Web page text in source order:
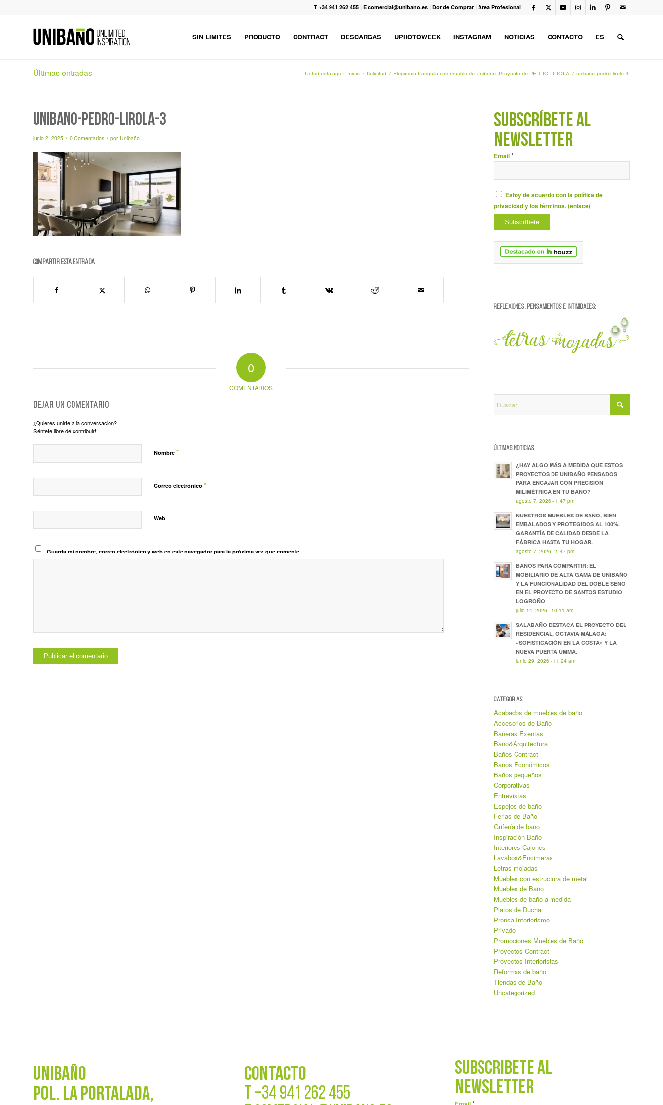
T +34 941 262 455 | E comercial@unibano.es | Donde Comprar | Area Profesional
SIN LIMITES PRODUCTO CONTRACT DESCARGAS UPHOTOWEEK INSTAGRAM NOTICIAS CONTACTO ES
Últimas entradas Usted está aquí: Inicio / Solicitud / Elegancia tranquila con mueble de Unibaño. Proyecto de PEDRO LIROLA / unibaño-pedro-lirola-3
unibaño-pedro-lirola-3
junio 2, 2025 / 0 Comentarios / por Unibaño
Compartir esta entrada
0
COMENTARIOS
Dejar un comentario
¿Quieres unirte a la conversación?
Siéntete libre de contribuir!
Nombre *
Correo electrónico *
Web
Guarda mi nombre, correo electrónico y web en este navegador para la próxima vez que comente.
SUBSCRÍBETE AL
NEWSLETTER
Email*
Estoy de acuerdo con la política de
privacidad y los términos. (enlace)
REFLEXIONES, PENSAMIENTOS E INTIMIDADES:
ÚLTIMAS NOTICIAS
¿HAY ALGO MÁS A MEDIDA QUE ESTOS
PROYECTOS DE UNIBAÑO PENSADOS
PARA ENCAJAR CON PRECISIÓN
MILIMÉTRICA EN TU BAÑO?
agosto 7, 2026 - 1:47 pm
NUESTROS MUEBLES DE BAÑO, BIEN
EMBALADOS Y PROTEGIDOS AL 100%.
GARANTÍA DE CALIDAD DESDE LA
FÁBRICA HASTA TU HOGAR.
agosto 7, 2026 - 1:47 pm
BAÑOS PARA COMPARTIR: EL
MOBILIARIO DE ALTA GAMA DE UNIBAÑO
Y LA FUNCIONALIDAD DEL DOBLE SENO
EN EL PROYECTO DE SANTOS ESTUDIO
LOGROÑO
julio 14, 2026 - 10:11 am
SALABAÑO DESTACA EL PROYECTO DEL
RESIDENCIAL, OCTAVIA MÁLAGA:
«SOFISTICACIÓN EN LA COSTA» Y LA
NUEVA PUERTA UMMA.
junio 29, 2026 - 11:24 am
CATEGORIAS
Acabados de muebles de baño
Accesorios de Baño
Bañeras Exentas
Baño&Arquitectura
Baños Contract
Baños Económicos
Baños pequeños
Corporativas
Entrevistas
Espejos de baño
Ferias de Baño
Grifería de baño
Inspiración Baño
Interiores Cajones
Lavabos&Encimeras
Letras mojadas
Muebles con estructura de metal
Muebles de Baño
Muebles de baño a medida
Platos de Ducha
Prensa Interiorismo
Privado
Promociones Muebles de Baño
Proyectos Contract
Proyectos Interioristas
Reformas de baño
Tiendas de Baño
Uncategorized
UNIBAÑO
POL. La Portalada,
CONTACTO
T +34 941 262 455
SUBSCRÍBETE AL
NEWSLETTER
*